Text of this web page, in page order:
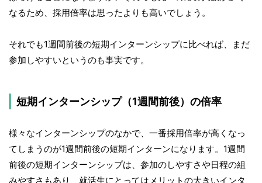
なるため、採用倍率は思ったよりも高いでしょう。
それでも1週間前後の短期インターンシップに比べれば、まだ
参加しやすいというのも事実です。
短期インターンシップ（1週間前後）の倍率
様々なインターンシップのなかで、一番採用倍率が高くなっ
てしまうのが1週間前後の短期インターンになります。1週間
前後の短期インターンシップは、参加のしやすさや日程の組
みやすさもあり、就活生にとってはメリットの大きいインタ